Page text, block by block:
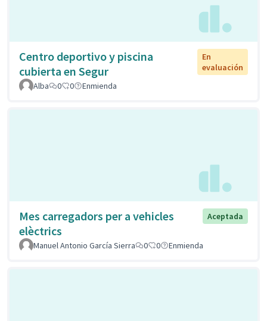
Centro deportivo y piscina
cubierta en Segur
En
evaluación
Alba
0 0 Enmienda
Mes carregadors per a vehicles
elèctrics
Aceptada
Manuel Antonio García Sierra 0 0 Enmienda